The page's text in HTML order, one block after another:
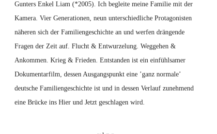
Gunters Enkel Liam (*2005). Ich begleite meine Familie mit der
Kamera. Vier Generationen, neun unterschiedliche Protagonisten
näheren sich der Familiengeschichte an und werfen drängende
Fragen der Zeit auf. Flucht & Entwurzelung. Weggehen &
Ankommen. Krieg & Frieden. Entstanden ist ein einfühlsamer
Dokumentarfilm, dessen Ausgangspunkt eine ’ganz normale’
deutsche Familiengeschichte ist und in dessen Verlauf zunehmend
eine Brücke ins Hier und Jetzt geschlagen wird.